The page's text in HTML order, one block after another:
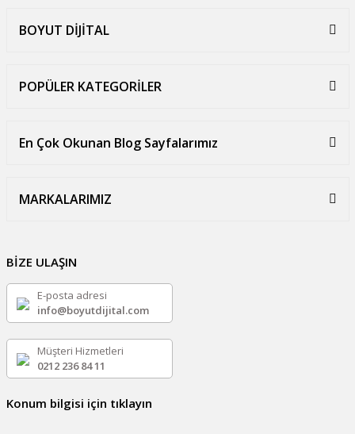
BOYUT DİJİTAL
POPÜLER KATEGORİLER
En Çok Okunan Blog Sayfalarımız
MARKALARIMIZ
BİZE ULAŞIN
E-posta adresi
info@boyutdijital.com
Müşteri Hizmetleri
0212 236 84 11
Konum bilgisi için tıklayın